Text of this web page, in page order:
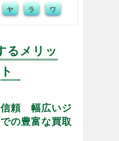
ヤ ラ ワ
るメリッ
ト
信頼 幅広いジ
の豊富な買取